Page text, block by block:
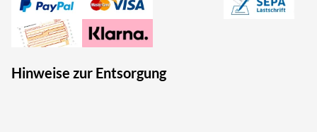
Hinweise zur Entsorgung